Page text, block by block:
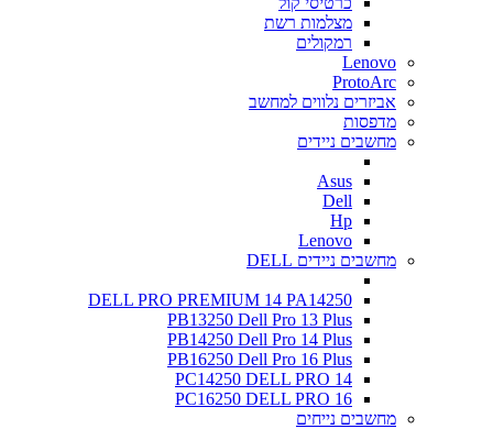
מצלמות רשת
רמקולים
Lenovo
ProtoArc
אביזרים נלווים למחשב
מדפסות
מחשבים ניידים
Asus
Dell
Hp
Lenovo
מחשבים ניידים DELL
DELL PRO PREMIUM 14 PA14250
PB13250 Dell Pro 13 Plus
PB14250 Dell Pro 14 Plus
PB16250 Dell Pro 16 Plus
PC14250 DELL PRO 14
PC16250 DELL PRO 16
מחשבים נייחים